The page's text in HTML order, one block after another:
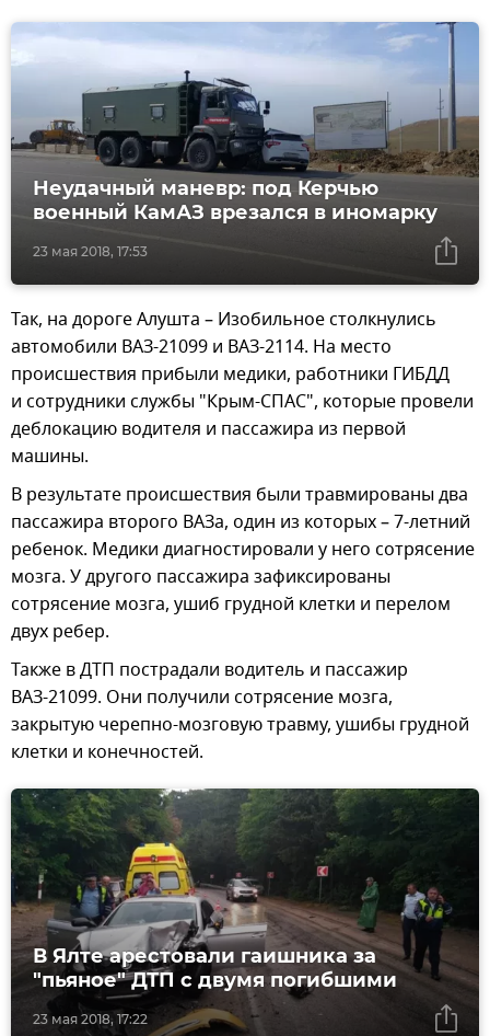
23 мая 2018, 17:53
Неудачный маневр: под Керчью
военный КамАЗ врезался в иномарку
Так, на дороге Алушта – Изобильное столкнулись
автомобили ВАЗ-21099 и ВАЗ-2114. На место
происшествия прибыли медики, работники ГИБДД
и сотрудники службы "Крым-СПАС", которые провели
деблокацию водителя и пассажира из первой
машины.
В результате происшествия были травмированы два
пассажира второго ВАЗа, один из которых – 7-летний
ребенок. Медики диагностировали у него сотрясение
мозга. У другого пассажира зафиксированы
сотрясение мозга, ушиб грудной клетки и перелом
двух ребер.
Также в ДТП пострадали водитель и пассажир
ВАЗ-21099. Они получили сотрясение мозга,
закрытую черепно-мозговую травму, ушибы грудной
клетки и конечностей.
23 мая 2018, 17:22
В Ялте арестовали гаишника за
"пьяное" ДТП с двумя погибшими